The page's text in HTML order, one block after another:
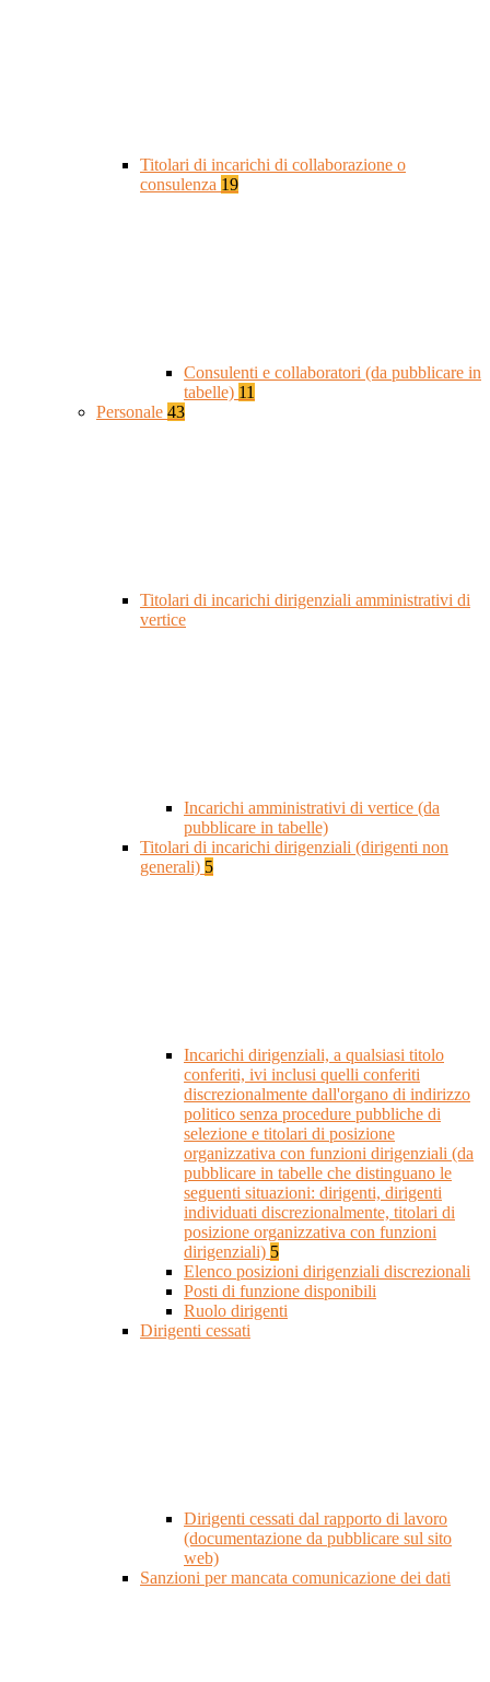
Titolari di incarichi di collaborazione o
consulenza 19
Consulenti e collaboratori (da pubblicare in
tabelle) 11
Personale 43
Titolari di incarichi dirigenziali amministrativi di
vertice
Incarichi amministrativi di vertice (da
pubblicare in tabelle)
Titolari di incarichi dirigenziali (dirigenti non
generali) 5
Incarichi dirigenziali, a qualsiasi titolo
conferiti, ivi inclusi quelli conferiti
discrezionalmente dall'organo di indirizzo
politico senza procedure pubbliche di
selezione e titolari di posizione
organizzativa con funzioni dirigenziali (da
pubblicare in tabelle che distinguano le
seguenti situazioni: dirigenti, dirigenti
individuati discrezionalmente, titolari di
posizione organizzativa con funzioni
dirigenziali) 5
Elenco posizioni dirigenziali discrezionali
Posti di funzione disponibili
Ruolo dirigenti
Dirigenti cessati
Dirigenti cessati dal rapporto di lavoro
(documentazione da pubblicare sul sito
web)
Sanzioni per mancata comunicazione dei dati